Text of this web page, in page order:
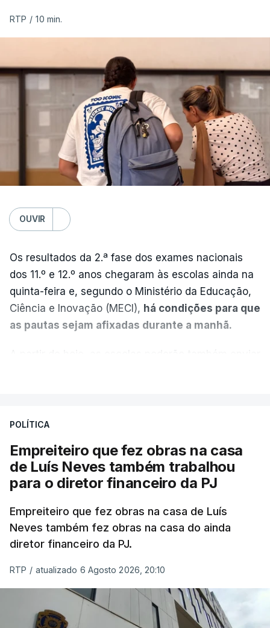
RTP / 10 min.
OUVIR
Os resultados da 2.ª fase dos exames nacionais
dos 11.º e 12.º anos chegaram às escolas ainda na
quinta-feira e, segundo o Ministério da Educação,
Ciência e Inovação (MECI), há condições para que
as pautas sejam afixadas durante a manhã.
dependia da apresentação de um requerimento,
mas o Governo decidiu, a partir deste ano,
disponibilizar a cópia dos exames classificados a
e rigor do processo" devido às falhas na
classificação eletrónica.
Serão também publicadas as notas da 2.ª fase
Quanto aos pedidos de reapreciação de provas
POLÍTICA
Empreiteiro que fez obras na casa
de Luís Neves também trabalhou
para o diretor financeiro da PJ
Empreiteiro que fez obras na casa de Luís
Neves também fez obras na casa do ainda
diretor financeiro da PJ.
RTP / atualizado 6 Agosto 2026, 20:10